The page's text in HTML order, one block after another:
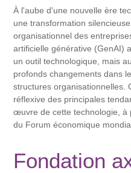
À l'aube d'une nouvelle ère
une transformation
organisationnel des
artificielle générative (GenAI)
un outil technologique, mais
profonds changements dans
structures organisationnelles.
réflexive des principales
œuvre de cette technologie, à
du Forum économique
Fondation